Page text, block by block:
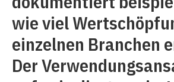
wie viel
einzelnen Branchen
Der